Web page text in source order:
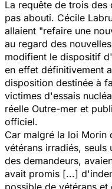
La requête de trois des
pas abouti. Cécile
allaient "refaire une
au regard des
modifient le dispositif
en effet définitivement
disposition destinée à
victimes d'essais
réelle Outre-mer et
officiel.
Car malgré la loi Morin
vétérans irradiés, seuls
des demandeurs,
avait promis [...]
possible de vétérans